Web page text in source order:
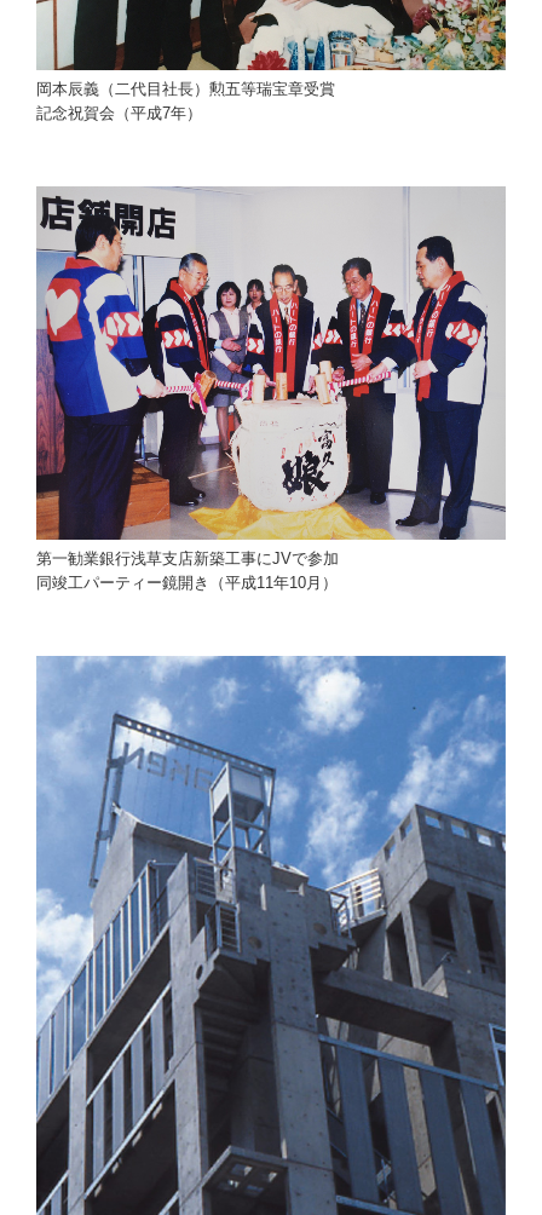
岡本辰義（二代目社長）勲五等瑞宝章受賞
記念祝賀会（平成7年）
第一勧業銀行浅草支店新築工事にJVで参加
同竣工パーティー鏡開き（平成11年10月）